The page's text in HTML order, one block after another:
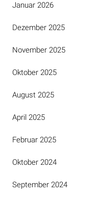
Januar 2026
Dezember 2025
November 2025
Oktober 2025
August 2025
April 2025
Februar 2025
Oktober 2024
September 2024